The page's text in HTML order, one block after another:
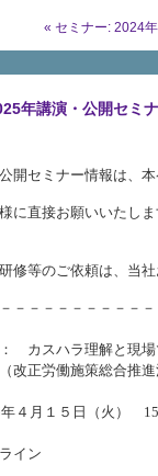
« セミナー: 2024
年講演・公開セミ
開セミナー情報は、
は主催者
修等のご依頼は、当
－－－－－－－－－
カスハラ理解と現
改正労働施策総合推進
４月１５日（火）
イン